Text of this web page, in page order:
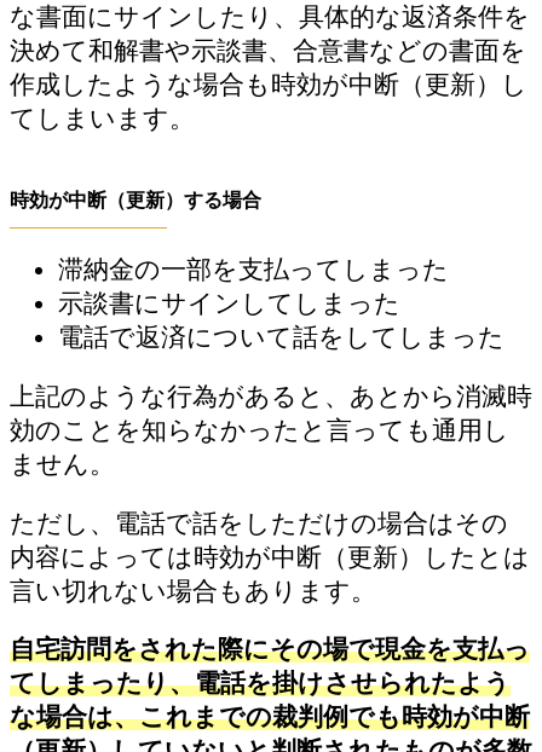
な書面にサインしたり、具体的な返済条件を
決めて和解書や示談書、合意書などの書面を
作成したような場合も時効が中断（更新）し
てしまいます。
時効が中断（更新）する場合
滞納金の一部を支払ってしまった
示談書にサインしてしまった
電話で返済について話をしてしまった
上記のような行為があると、あとから消滅時
効のことを知らなかったと言っても通用し
ません。
ただし、電話で話をしただけの場合はその
内容によっては時効が中断（更新）したとは
言い切れない場合もあります。
自宅訪問をされた際にその場で現金を支払っ
てしまったり、電話を掛けさせられたよう
な場合は、これまでの裁判例でも時効が中断